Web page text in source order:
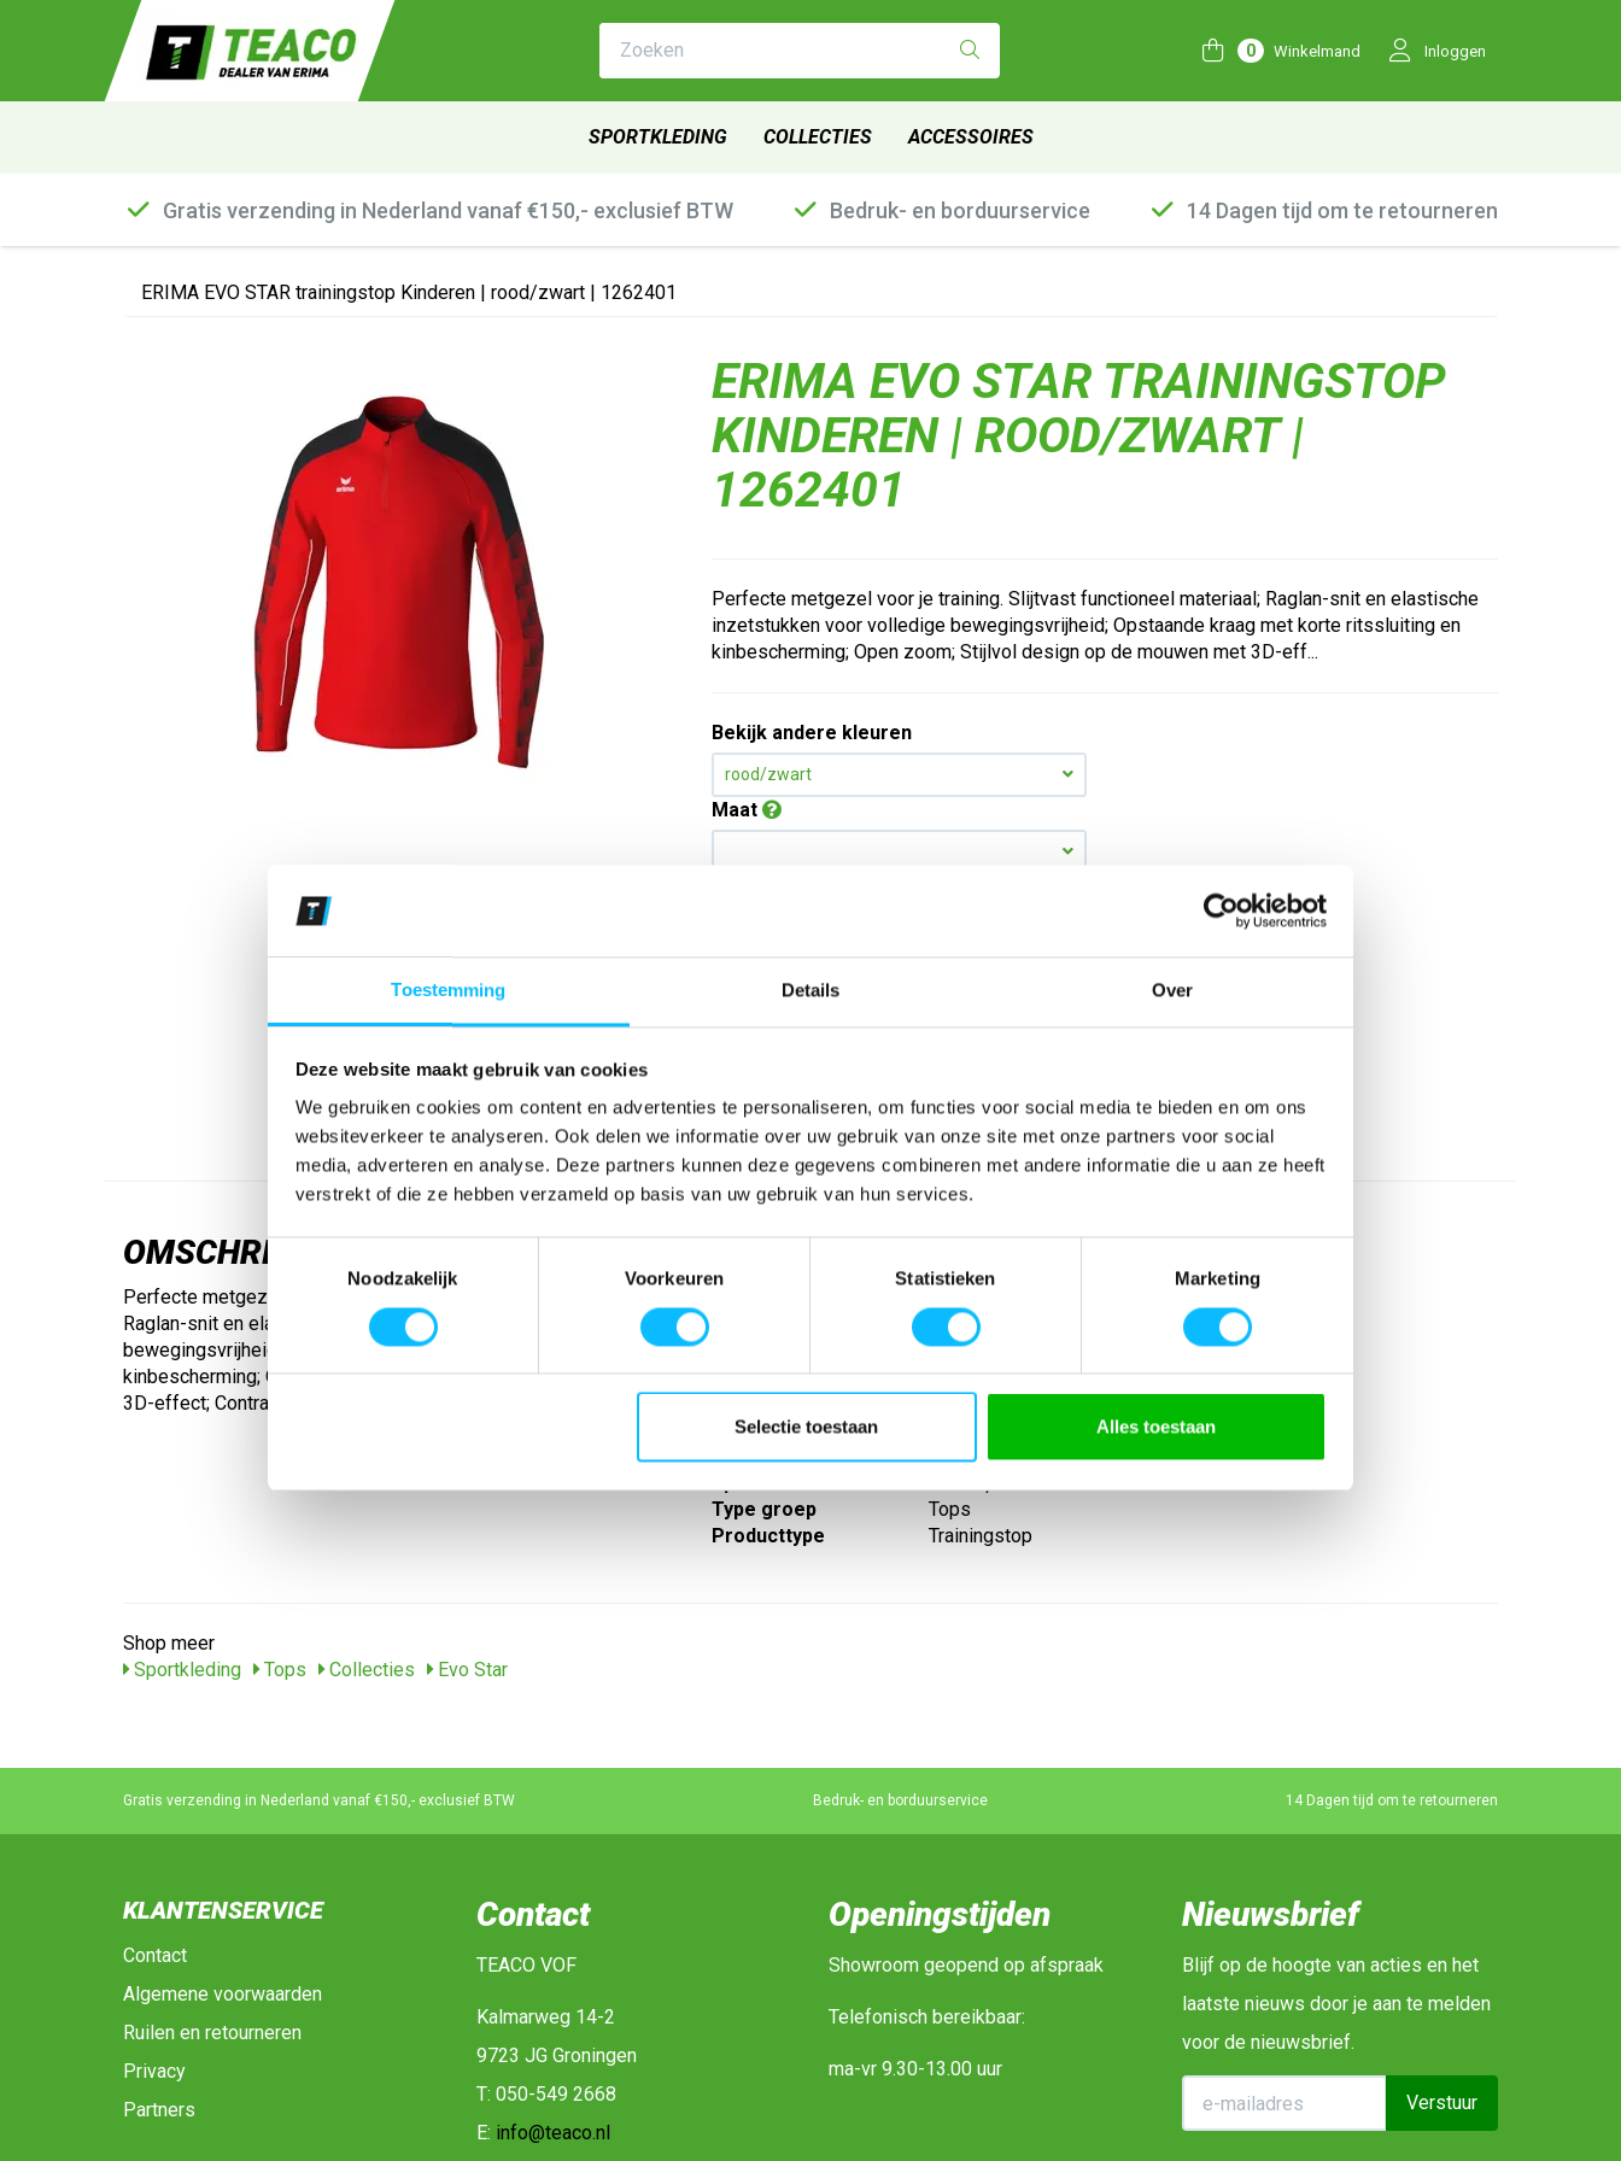
Toestemming Details Over
Deze website maakt gebruik van cookies
We gebruiken cookies om content en advertenties te personaliseren, om functies voor social media te bieden en om ons
websiteverkeer te analyseren. Ook delen we informatie over uw gebruik van onze site met onze partners voor social
media, adverteren en analyse. Deze partners kunnen deze gegevens combineren met andere informatie die u aan ze heeft
verstrekt of die ze hebben verzameld op basis van uw gebruik van hun services.
Noodzakelijk
Voorkeuren Statistieken Marketing
Selectie toestaan Alles toestaan
0 Winkelmand Inloggen
SPORTKLEDING COLLECTIES ACCESSOIRES
Gratis verzending in Nederland vanaf €150,- exclusief BTW Bedruk- en borduurservice 14 Dagen tijd om te retourneren
ERIMA EVO STAR trainingstop Kinderen | rood/zwart | 1262401
ERIMA EVO STAR TRAININGSTOP
KINDEREN | ROOD/ZWART |
1262401
Perfecte metgezel voor je training. Slijtvast functioneel materiaal; Raglan-snit en elastische
inzetstukken voor volledige bewegingsvrijheid; Opstaande kraag met korte ritssluiting en
kinbescherming; Open zoom; Stijlvol design op de mouwen met 3D-eff...
Bekijk andere kleuren
rood/zwart
Maat
*Gratis verzending vanaf €150,- exclusief BTW
OMSCHRIJVING
Perfecte metgezel voor je training. Slijtvast functioneel materiaal;
Raglan-snit en elastische inzetstukken voor volledige
bewegingsvrijheid; Opstaande kraag met korte ritssluiting en
kinbescherming; Open zoom; Stijlvol design op de mouwen met
3D-effect; Contrastkleurige biezen op de mouwen
Erima
Model
1262401tk
100% polyester (gerecycled)
Eigenschappen
Lijn
Evo star
Type groep
Tops
Producttype
Trainingstop
Shop meer
Sportkleding
Tops Collecties Evo Star
Gratis verzending in Nederland vanaf €150,- exclusief BTW Bedruk- en borduurservice 14 Dagen tijd om te retourneren
KLANTENSERVICE
Contact
Algemene voorwaarden
Ruilen en retourneren
Privacy
Partners
Contact
TEACO VOF
Kalmarweg 14-2
9723 JG Groningen
T: 050-549 2668
E: info@teaco.nl
Openingstijden
Showroom geopend op afspraak
Telefonisch bereikbaar:
ma-vr 9.30-13.00 uur
Nieuwsbrief
Blijf op de hoogte van acties en het
laatste nieuws door je aan te melden
voor de nieuwsbrief.
Verstuur